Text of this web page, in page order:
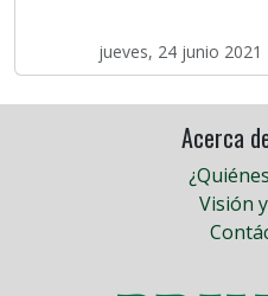
jueves, 24 junio 2021
Acerca
Visión